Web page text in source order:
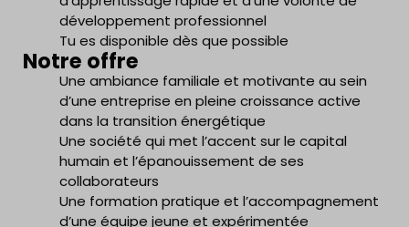
développement professionnel
Tu es disponible dès que possible
Notre offre
Une ambiance familiale et motivante au sein
d’une entreprise en pleine croissance active
dans la transition énergétique
Une société qui met l’accent sur le capital
humain et l’épanouissement de ses
collaborateurs
Une formation pratique et l’accompagnement
d’une équipe jeune et expérimentée